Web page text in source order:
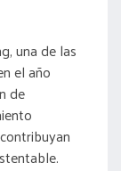
una de las
el año
de